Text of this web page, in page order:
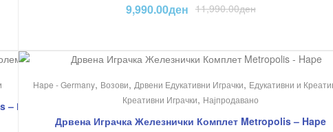
11,990.00ден
9,990.00ден
Голем
Hape - Germany, Возови, Дрвени Едукативни Играчки, Едукативни и
Креативни Играчки, Најпродавано
Дрвена Играчка Железнички Комплет Metropolis – Hape